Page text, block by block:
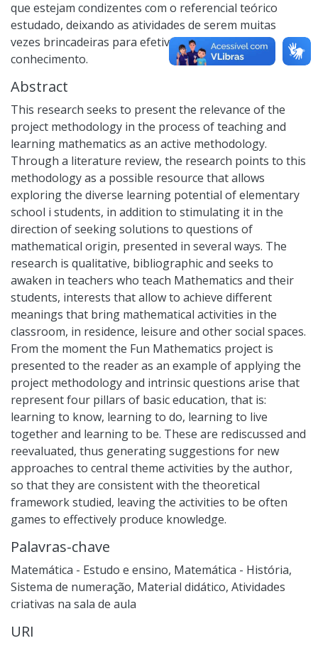
que estejam condizentes com o referencial teórico
estudado, deixando as atividades de serem muitas
vezes brincadeiras para efetivamente produzirem
conhecimento.
Abstract
This research seeks to present the relevance of the
project methodology in the process of teaching and
learning mathematics as an active methodology.
Through a literature review, the research points to this
methodology as a possible resource that allows
exploring the diverse learning potential of elementary
school i students, in addition to stimulating it in the
direction of seeking solutions to questions of
mathematical origin, presented in several ways. The
research is qualitative, bibliographic and seeks to
awaken in teachers who teach Mathematics and their
students, interests that allow to achieve different
meanings that bring mathematical activities in the
classroom, in residence, leisure and other social spaces.
From the moment the Fun Mathematics project is
presented to the reader as an example of applying the
project methodology and intrinsic questions arise that
represent four pillars of basic education, that is:
learning to know, learning to do, learning to live
together and learning to be. These are rediscussed and
reevaluated, thus generating suggestions for new
approaches to central theme activities by the author,
so that they are consistent with the theoretical
framework studied, leaving the activities to be often
games to effectively produce knowledge.
Palavras-chave
Matemática - Estudo e ensino, Matemática - História,
Sistema de numeração, Material didático, Atividades
criativas na sala de aula
URI